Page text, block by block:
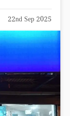
22nd Sep 2025